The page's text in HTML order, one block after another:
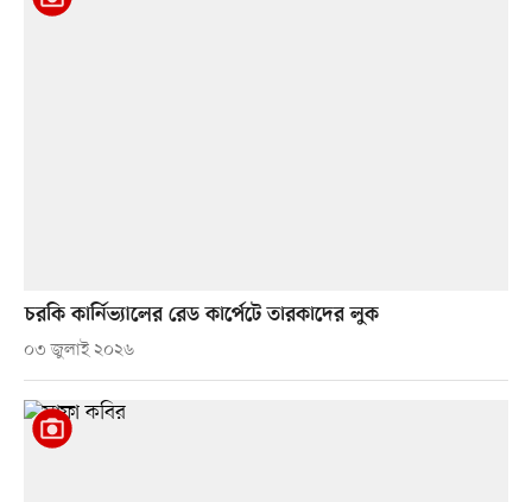
চরকি কার্নিভ্যালের রেড কার্পেটে তারকাদের লুক
০৩ জুলাই ২০২৬